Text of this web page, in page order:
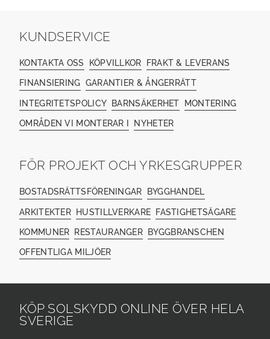
KUNDSERVICE
KONTAKTA OSS KÖPVILLKOR FRAKT & LEVERANS
FINANSIERING GARANTIER & ÅNGERRÄTT
INTEGRITETSPOLICY BARNSÄKERHET MONTERING
OMRÅDEN VI MONTERAR I NYHETER
FÖR PROJEKT OCH YRKESGRUPPER
BOSTADSRÄTTSFÖRENINGAR BYGGHANDEL
ARKITEKTER HUSTILLVERKARE FASTIGHETSÄGARE
KOMMUNER RESTAURANGER BYGGBRANSCHEN
OFFENTLIGA MILJÖER
KÖP SOLSKYDD ONLINE ÖVER HELA
SVERIGE